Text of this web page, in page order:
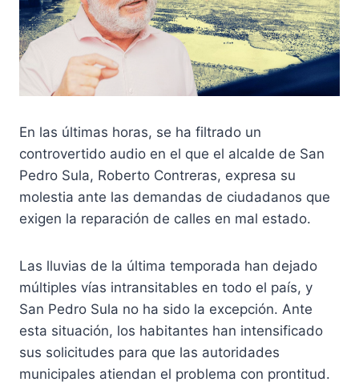
En las últimas horas, se ha filtrado un
controvertido audio en el que el alcalde de San
Pedro Sula, Roberto Contreras, expresa su
molestia ante las demandas de ciudadanos que
exigen la reparación de calles en mal estado.
Las lluvias de la última temporada han dejado
múltiples vías intransitables en todo el país, y
San Pedro Sula no ha sido la excepción. Ante
esta situación, los habitantes han intensificado
sus solicitudes para que las autoridades
municipales atiendan el problema con prontitud.